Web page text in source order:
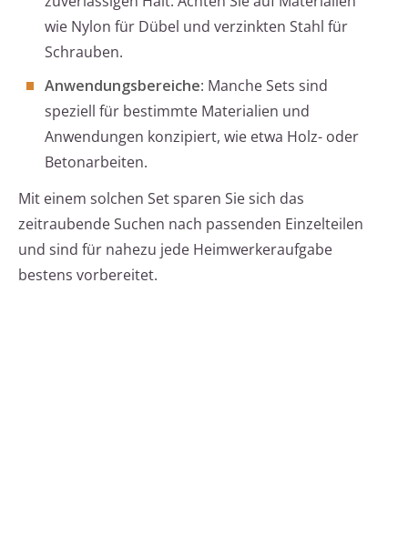
wie Nylon für Dübel und verzinkten Stahl für
Schrauben.
Anwendungsbereiche: Manche Sets sind
speziell für bestimmte Materialien und
Anwendungen konzipiert, wie etwa Holz- oder
Betonarbeiten.
Mit einem solchen Set sparen Sie sich das
zeitraubende Suchen nach passenden Einzelteilen
und sind für nahezu jede Heimwerkeraufgabe
bestens vorbereitet.